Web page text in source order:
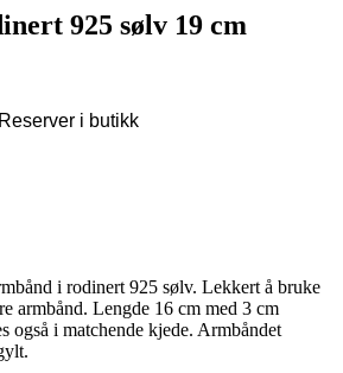
925 sølv 19 cm
Reserver i butikk
i rodinert 925 sølv. Lekkert å bruke
armbånd. Lengde 16 cm med 3 cm
også i matchende kjede. Armbåndet